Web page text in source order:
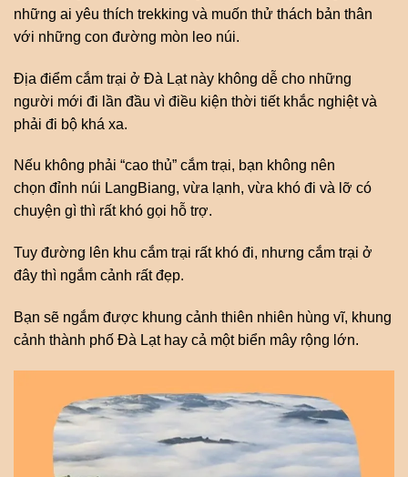
những ai yêu thích trekking và muốn thử thách bản thân
với những con đường mòn leo núi.
Địa điểm cắm trại ở Đà Lạt này không dễ cho những
người mới đi lần đầu vì điều kiện thời tiết khắc nghiệt và
phải đi bộ khá xa.
Nếu không phải “cao thủ” cắm trại, bạn không nên
chọn đỉnh núi LangBiang, vừa lạnh, vừa khó đi và lỡ có
chuyện gì thì rất khó gọi hỗ trợ.
Tuy đường lên khu cắm trại rất khó đi, nhưng cắm trại ở
đây thì ngắm cảnh rất đẹp.
Bạn sẽ ngắm được khung cảnh thiên nhiên hùng vĩ, khung
cảnh thành phố Đà Lạt hay cả một biển mây rộng lớn.